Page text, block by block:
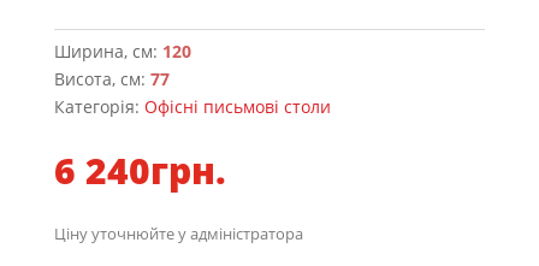
Ширина, см: 120
Висота, см: 77
Категорія: Офісні письмові столи
6 240грн.
Ціну уточнюйте у адміністратора